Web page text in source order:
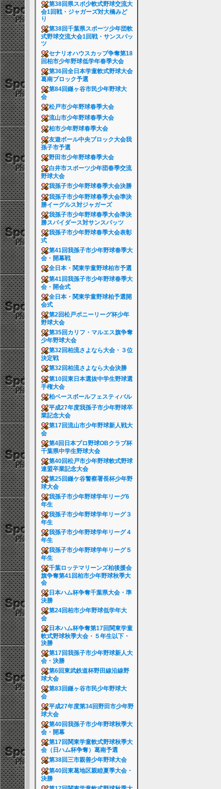
第38回県スポ少軟式野球交流大
会1回戦・ジャガーズ対大橋みど
り
第38回千葉県スポーツ少年団軟
式野球交流大会1回戦・サンスパッ
ツ
セナリオハウスカップ争奪第18
回柏市少年野球低学年春季大会
第36回全日本学童軟式野球大会
葛南ブロック予選
第84回鎌ヶ谷市民少年野球大
会
松戸市少年野球春季大会
流山市少年野球春季大会
柏市少年野球春季大会
友遊ボール中央ブロック大会我
孫子市予選
野田市少年野球春季大会
白井市スポーツ少年団春季交流
野球大会
我孫子市少年野球春季大会決勝
我孫子市少年野球春季大会準決
勝イーグルス対ジャガーズ
我孫子市少年野球春季大会準決
勝スパイダース対サンスパッツ
我孫子市少年野球春季大会表彰
式
第41回我孫子市少年野球春季大
会・開幕戦
全日本・関東学童野球柏市予選
第41回我孫子市少年野球春季大
会・開会式
全日本・関東学童野球柏予選開
会式
第2回松戸ポニーリーグ杯少年
野球大会
第35回カリフ・マルエス旗争奪
少年野球大会
第32回柏流さよなら大会・３位
決定戦
第32回柏流さよなら大会決勝
第10回東日本選抜中学生野球選
手権大会
柏ベースボールフェスティバル
平成27年度我孫子市少年野球卒
業記念大会
第17回流山市少年野球新人戦大
会
第4回日本プロ野球OBクラブ杯
千葉県中学生野球大会
第40回松戸市少年野球軟式野球
連盟卒業記念大会
第25回鎌ケ谷警察署長杯少年野
球大会
我孫子市少年野球学年リーグ6
年生
我孫子市少年野球学年リーグ３
年生
我孫子市少年野球学年リーグ４
年生
我孫子市少年野球学年リーグ５
年生
千葉ロッテマリーンズ柏後援会
旗争奪第41回柏市少年野球秋季大
会
日本ハム杯争奪千葉県大会・準
決勝
第24回柏市少年野球低学年大
会
日本ハム杯争奪第17回関東学童
軟式野球秋季大会・５年生以下・
決勝
第17回我孫子市少年野球新人大
会・決勝
第6回東武鉄道杯野田線沿線野
球大会
第83回鎌ヶ谷市民少年野球大
会
平成27年度第34回野田市少年野
球大会
第40回我孫子市少年野球秋季大
会・開幕
第17回関東学童軟式野球秋季大
会（日ハム杯争奪）葛南予選
第38回三市親善少年野球大会
第40回東葛地区親睦夏季大会・
決勝